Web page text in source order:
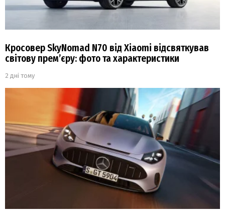
Кросовер SkyNomad N70 від Xiaomi відсвяткував
світову прем’єру: фото та характеристики
2 дні тому